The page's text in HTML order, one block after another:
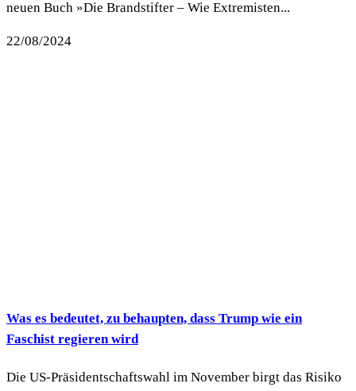
neuen Buch »Die Brandstifter – Wie Extremisten...
22/08/2024
Was es bedeutet, zu behaupten, dass Trump wie ein
Faschist regieren wird
Die US-Präsidentschaftswahl im November birgt das Risiko